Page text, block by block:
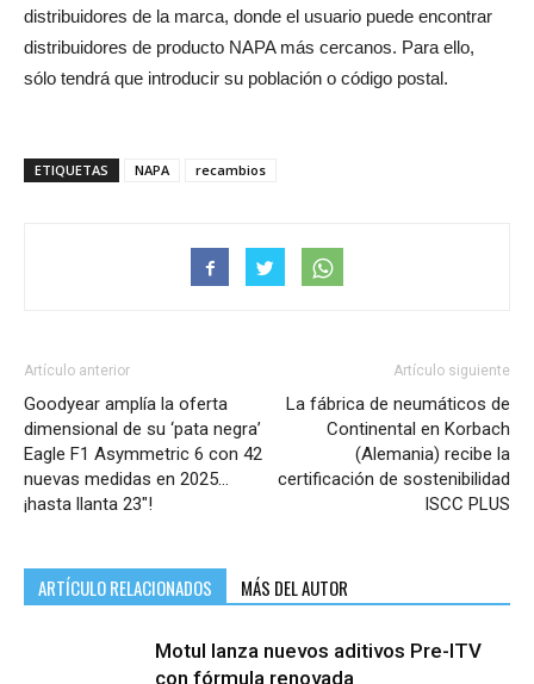
distribuidores de la marca, donde el usuario puede encontrar
distribuidores de producto NAPA más cercanos. Para ello,
sólo tendrá que introducir su población o código postal.
ETIQUETAS NAPA recambios
Artículo anterior
Goodyear amplía la oferta
dimensional de su ‘pata negra’
Eagle F1 Asymmetric 6 con 42
nuevas medidas en 2025…
¡hasta llanta 23″!
Artículo siguiente
La fábrica de neumáticos de
Continental en Korbach
(Alemania) recibe la
certificación de sostenibilidad
ISCC PLUS
ARTÍCULO RELACIONADOS MÁS DEL AUTOR
Motul lanza nuevos aditivos Pre-ITV
con fórmula renovada